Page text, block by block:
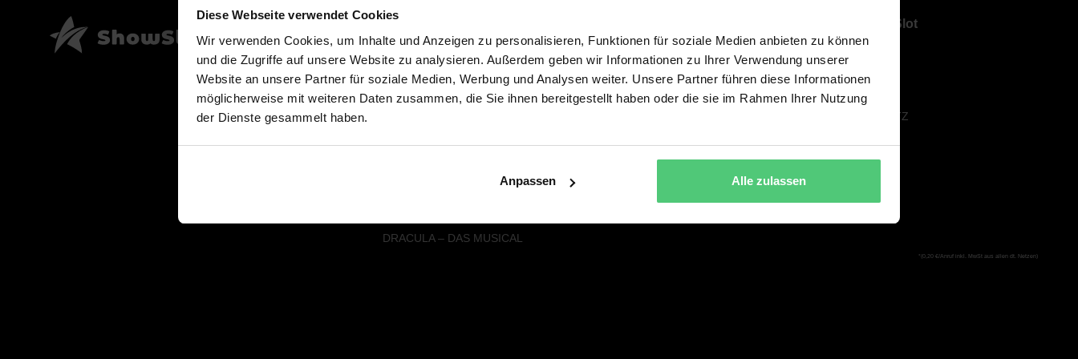
Diese Webseite verwendet Cookies
Wir verwenden Cookies, um Inhalte und Anzeigen zu personalisieren, Funktionen für soziale Medien anbieten zu können
und die Zugriffe auf unsere Website zu analysieren. Außerdem geben wir Informationen zu Ihrer Verwendung unserer
Website an unsere Partner für soziale Medien, Werbung und Analysen weiter. Unsere Partner führen diese Informationen
möglicherweise mit weiteren Daten zusammen, die Sie ihnen bereitgestellt haben oder die sie im Rahmen Ihrer Nutzung
der Dienste gesammelt haben.
Anpassen Alle zulassen
Alle Musicals & Shows
SISTER ACT – DAS HIMMLISCHE
MUSICAL
FACK JU GÖHTE - DAS MUSICAL
DREI HASELNÜSSE FÜR
DRACULA – DAS MUSICAL
PRESSE
NEWSLETTER
Über ShowSlot
KARRIERE
AGB
DATENSCHUTZ
*(0,20 €/Anruf inkl. MwSt aus allen dt. Netzen)